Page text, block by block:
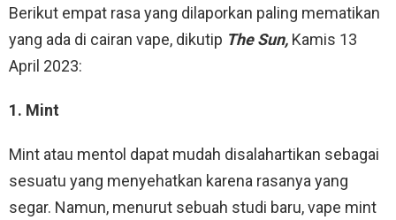
Berikut empat rasa yang dilaporkan paling mematikan
yang ada di cairan vape, dikutip The Sun, Kamis 13
April 2023:
1. Mint
Mint atau mentol dapat mudah disalahartikan sebagai
sesuatu yang menyehatkan karena rasanya yang
segar. Namun, menurut sebuah studi baru, vape mint